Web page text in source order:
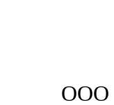
ООО